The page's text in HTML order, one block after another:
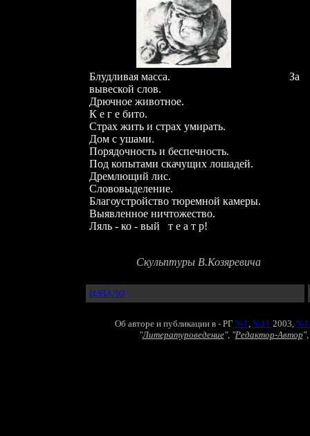
Блудливая масса. За
вывеской слов.
Дрючное животное.
К е г е бито.
Страх жить и страх умирать.
Дом с ушами.
Порядочность и беспечность.
Под копытами скачущих лошадей.
Дремлющий лис.
Слововыделение.
Благоустройство тюремной камеры.
Выявленное ничтожество.
Ляль -ко -вый т е а т р!
Скульптуры В.Козяревича
НАЧАЛО
Об авторе и публикации в - РГ №1, №11 2003, №1
"Литературоведение", "Редактор-Автор",